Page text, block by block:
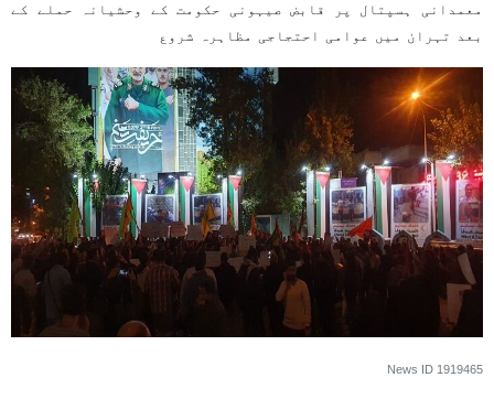
معمدانی ہسپتال پر قابض صیہونی حکومت کے وحشیانہ حملے کے
بعد تہران میں عوامی احتجاجی مظاہرہ شروع
News ID 1919465